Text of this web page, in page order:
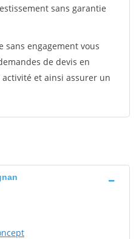
sans garantie
sans engagement vous
de devis en
et ainsi assurer un